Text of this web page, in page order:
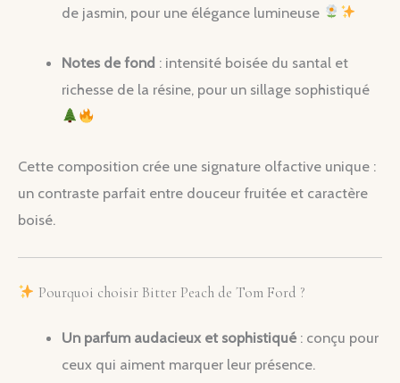
de jasmin, pour une élégance lumineuse
Notes de fond : intensité boisée du santal et
richesse de la résine, pour un sillage sophistiqué
Cette composition crée une signature olfactive unique :
un contraste parfait entre douceur fruitée et caractère
boisé.
Pourquoi choisir Bitter Peach de Tom Ford ?
Un parfum audacieux et sophistiqué : conçu pour
ceux qui aiment marquer leur présence.